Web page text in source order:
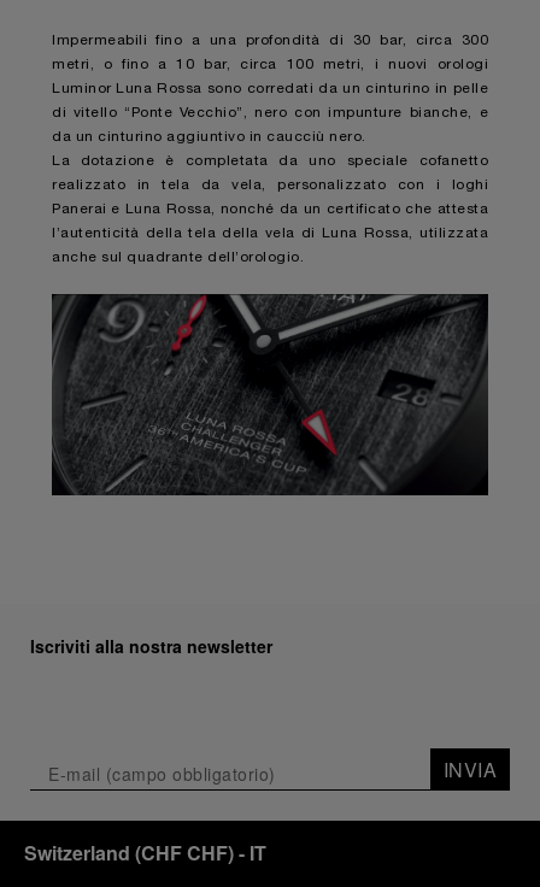
Impermeabili fino a una profondità di 30 bar, circa 300
metri, o fino a 10 bar, circa 100 metri, i nuovi orologi
Luminor Luna Rossa sono corredati da un cinturino in pelle
di vitello “Ponte Vecchio”, nero con impunture bianche, e
da un cinturino aggiuntivo in caucciù nero.
La dotazione è completata da uno speciale cofanetto
realizzato in tela da vela, personalizzato con i loghi
Panerai e Luna Rossa, nonché da un certificato che attesta
l’autenticità della tela della vela di Luna Rossa, utilizzata
anche sul quadrante dell’orologio.
Iscriviti alla nostra newsletter
INVIA
Switzerland (CHF CHF)- IT